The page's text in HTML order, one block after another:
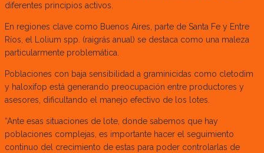
diferentes principios activos.
En regiones clave como Buenos Aires, parte de Santa Fe y Entre
Ríos, el Lolium spp. (raigrás anual) se destaca como una maleza
particularmente problemática.
Poblaciones con baja sensibilidad a graminicidas como cletodim
y haloxifop está generando preocupación entre productores y
asesores, dificultando el manejo efectivo de los lotes.
“Ante esas situaciones de lote, donde sabemos que hay
poblaciones complejas, es importante hacer el seguimiento
continuo del crecimiento de estas para poder controlarlas de